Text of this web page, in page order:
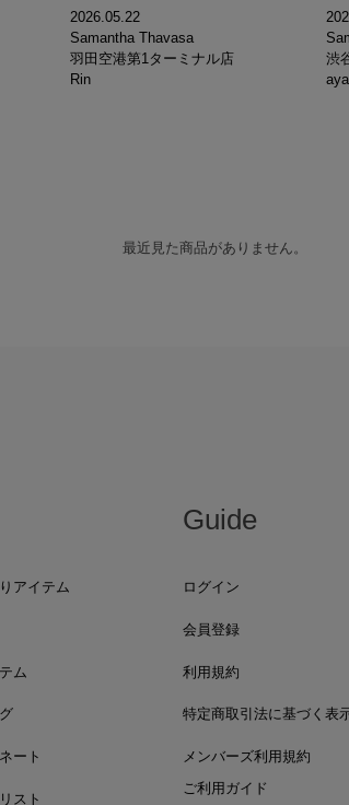
2026.05.22
Samantha Thavasa
羽田空港第1ターミナル店
Rin
渋
最近見た商品がありません。
アイテム
ム
ート
スト
Guide
ログイン
会員登録
利用規約
特定商取引法に基づく表
メンバーズ利用規約
ご利用ガイド